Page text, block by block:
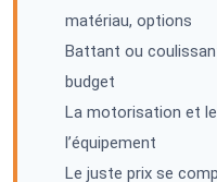
matériau, options
Battant ou
budget
La motorisation et
l’équipement
Le juste prix se